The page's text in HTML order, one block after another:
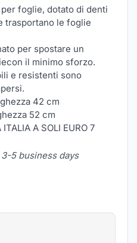
foglie, dotato di denti
trasportano le foglie
per spostare un
il minimo sforzo.
e resistenti sono
42 cm
52 cm
A SOLI EURO 7
5 business days